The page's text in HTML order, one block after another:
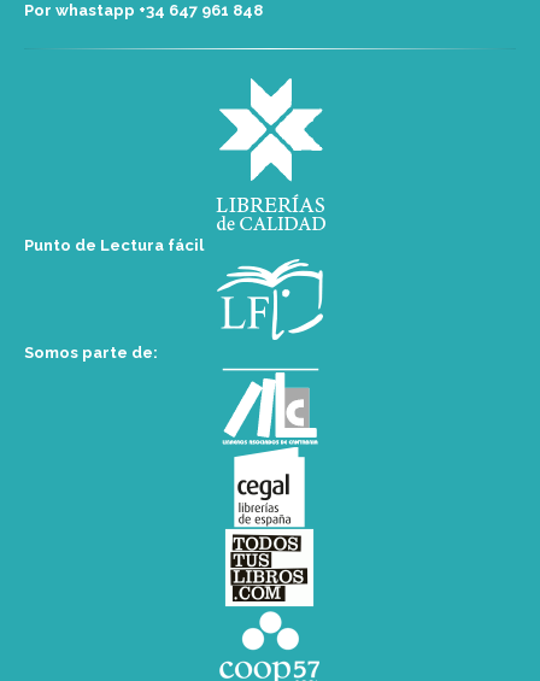
Por whastapp +34 ‭647 961 848‬
Punto de Lectura fácil
Somos parte de: